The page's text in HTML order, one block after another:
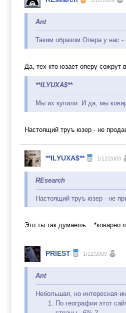
Ant
Таким образом Опера у нас -
Да, тех кто юзает оперу сожрут
**ILYUXA$**
Мы их купили. И да, мы
Настоящий труъ юзер - не
**ILYUXA$** 1/12/2009
REsearch
Настоящий труъ юзер - не
Это ты так думаешь... *коварно
PRIEST 1/12/2009
Ant
Небольшая, но интересная
По географии этот